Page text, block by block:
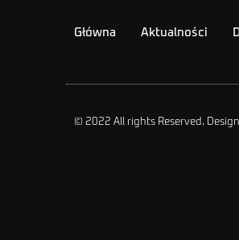
Główna Aktualności
© 2022 All rights Reserved.